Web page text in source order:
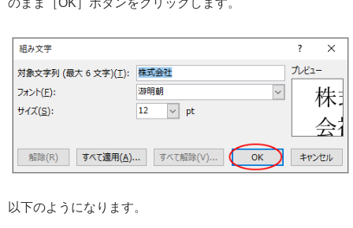
のまま［OK］ボタンをクリックします。
以下のようになります。